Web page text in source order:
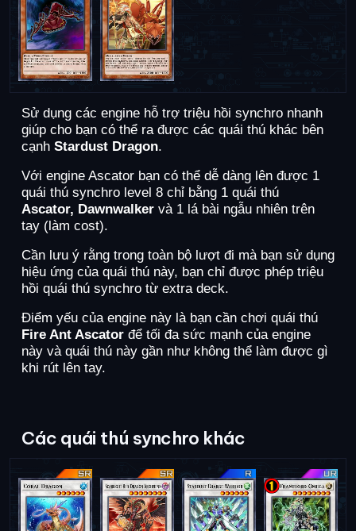
Sử dụng các engine hỗ trợ triệu hồi synchro nhanh
giúp cho bạn có thể ra được các quái thú khác bên
cạnh Stardust Dragon.
Với engine Ascator bạn có thể dễ dàng lên được 1
quái thú synchro level 8 chỉ bằng 1 quái thú
Ascator, Dawnwalker và 1 lá bài ngẫu nhiên trên
tay (làm cost).
Cần lưu ý rằng trong toàn bộ lượt đi mà bạn sử dụng
hiệu ứng của quái thú này, bạn chỉ được phép triệu
hồi quái thú synchro từ extra deck.
Điểm yếu của engine này là bạn cần chơi quái thú
Fire Ant Ascator để tối đa sức mạnh của engine
này và quái thú này gần như không thể làm được gì
khi rút lên tay.
Các quái thú synchro khác